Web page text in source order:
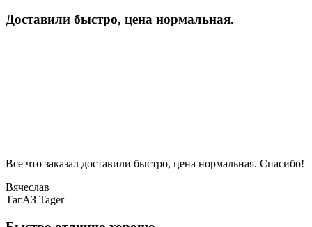
Доставили быстро, цена нормальная.
Все что заказал доставили быстро, цена нормальная. Спасибо!
Вячеслав
ТагАЗ Tager